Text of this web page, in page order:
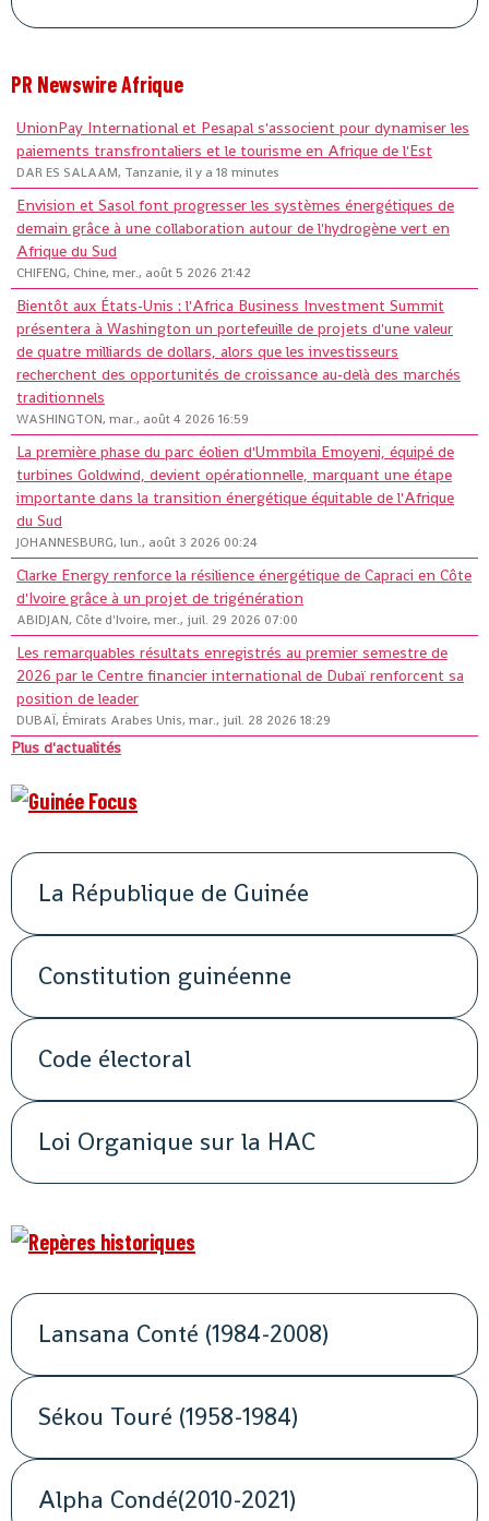
PR Newswire Afrique
UnionPay International et Pesapal s'associent pour dynamiser les
paiements transfrontaliers et le tourisme en Afrique de l'Est
DAR ES SALAAM, Tanzanie, il y a 18 minutes
Envision et Sasol font progresser les systèmes énergétiques de
demain grâce à une collaboration autour de l'hydrogène vert en
Afrique du Sud
CHIFENG, Chine, mer., août 5 2026 21:42
Bientôt aux États-Unis : l'Africa Business Investment Summit
présentera à Washington un portefeuille de projets d'une valeur
de quatre milliards de dollars, alors que les investisseurs
recherchent des opportunités de croissance au-delà des marchés
traditionnels
WASHINGTON, mar., août 4 2026 16:59
La première phase du parc éolien d'Ummbila Emoyeni, équipé de
turbines Goldwind, devient opérationnelle, marquant une étape
importante dans la transition énergétique équitable de l'Afrique
du Sud
JOHANNESBURG, lun., août 3 2026 00:24
Clarke Energy renforce la résilience énergétique de Capraci en Côte
d'Ivoire grâce à un projet de trigénération
ABIDJAN, Côte d'Ivoire, mer., juil. 29 2026 07:00
Les remarquables résultats enregistrés au premier semestre de
2026 par le Centre financier international de Dubaï renforcent sa
position de leader
DUBAÏ, Émirats Arabes Unis, mar., juil. 28 2026 18:29
Plus d'actualités
La République de Guinée
Constitution guinéenne
Code électoral
Loi Organique sur la HAC
Lansana Conté (1984-2008)
Sékou Touré (1958-1984)
Alpha Condé(2010-2021)